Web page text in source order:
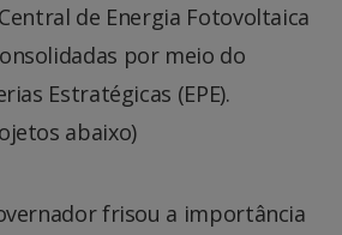
de Energia Fotovoltaica
por meio do
Estratégicas (EPE).
abaixo)
frisou a importância